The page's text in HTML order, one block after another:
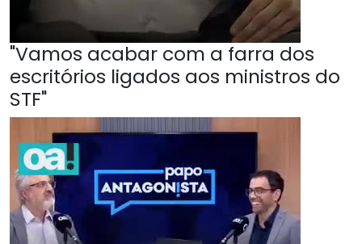
"Vamos acabar com a farra dos
escritórios ligados aos ministros do
STF"